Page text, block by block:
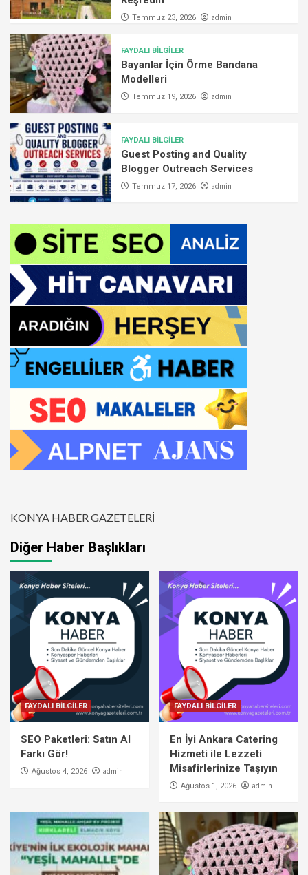
Temmuz 23, 2026 admin
FAYDALI BİLGİLER
Bayanlar İçin Örme Bandana
Modelleri
Temmuz 19, 2026 admin
FAYDALI BİLGİLER
Guest Posting and Quality
Blogger Outreach Services
Temmuz 17, 2026 admin
KONYA HABER GAZETELERİ
Diğer Haber Başlıkları
FAYDALI BİLGİLER
SEO Paketleri: Satın Al
Farkı Gör!
Ağustos 4, 2026 admin
FAYDALI BİLGİLER
En İyi Ankara Catering
Hizmeti ile Lezzeti
Misafirlerinize Taşıyın
Ağustos 1, 2026 admin